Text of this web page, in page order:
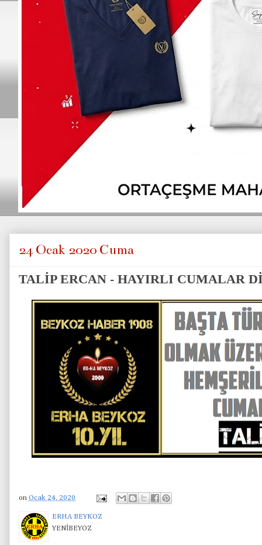
24 Ocak 2020 Cuma
TALİP ERCAN - HAYIRLI CUMALAR
on Ocak 24, 2020
ERHA BEYKOZ
YENİBEYOZ